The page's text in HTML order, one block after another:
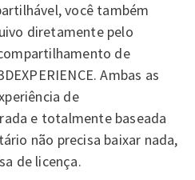
você também
diretamente pelo
de
Ambas as
de
e totalmente baseada
não precisa baixar nada,
de licença.